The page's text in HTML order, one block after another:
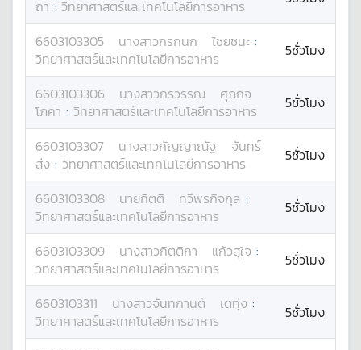
ถา : วิทยาศาสตร์และเทคโนโลยีการอาหาร
6603103305 นางสาวกรกนก ไชยชนะ :
วิทยาศาสตร์และเทคโนโลยีการอาหาร
5ชั่วโมง
6603103306 นางสาวกรวรรณ
ศุภกิจ
โภคา : วิทยาศาสตร์และเทคโนโลยีการอาหาร 5ชั่วโมง
6603103307 นางสาวกัญญาณัฐ
จันทร์
ส่ง : วิทยาศาสตร์และเทคโนโลยีการอาหาร 5ชั่วโมง
6603103308 นายกิตติ ทวีพรกิจกุล :
วิทยาศาสตร์และเทคโนโลยีการอาหาร
5ชั่วโมง
6603103309 นางสาวกิตติกา แก้วสุใจ :
วิทยาศาสตร์และเทคโนโลยีการอาหาร
5ชั่วโมง
6603103311 นางสาวจันทกานต์ เตทุ่ง :
วิทยาศาสตร์และเทคโนโลยีการอาหาร
5ชั่วโมง